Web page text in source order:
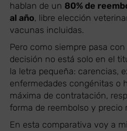
hablan de un 80% de
al año, libre elección
vacunas incluidas.
Pero como siempre pasa
decisión no está solo en el
la letra pequeña: carencias,
enfermedades congénitas o
máxima de contratación,
forma de reembolso y precio
En esta comparativa voy a